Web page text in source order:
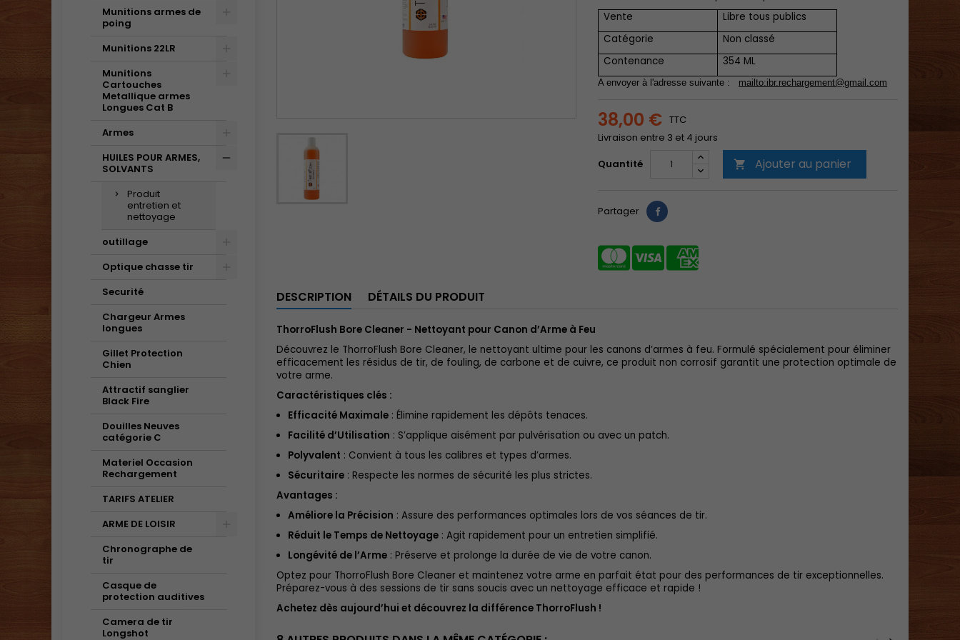
Munitions armes de
poing
Munitions 22LR
Munitions
Cartouches
Metallique armes
Longues Cat B
Armes
HUILES POUR ARMES,
SOLVANTS
Produit
entretien et
nettoyage
outillage
Optique chasse tir
Securité
Chargeur Armes
longues
Gillet Protection
Chien
Attractif sanglier
Black Fire
Douilles Neuves
catégorie C
Materiel Occasion
Rechargement
TARIFS ATELIER
ARME DE LOISIR
Chronographe de
tir
Casque de
protection auditives
Camera de tir
Longshot
Vente
Libre tous publics
Catégorie
Non classé
Contenance
354 ML
A envoyer à l'adresse suivante : mailto:ibr.rechargement@gmail.com
38,00 € TTC
Livraison entre 3 et 4 jours
Quantité
 Ajouter au panier
Partager
DESCRIPTION DÉTAILS DU PRODUIT
ThorroFlush Bore Cleaner - Nettoyant pour Canon d’Arme à Feu
Découvrez le ThorroFlush Bore Cleaner, le nettoyant ultime pour les canons d’armes à feu. Formulé spécialement pour éliminer
efficacement les résidus de tir, de fouling, de carbone et de cuivre, ce produit non corrosif garantit une protection optimale de
votre arme.
Caractéristiques clés :
Efficacité Maximale : Élimine rapidement les dépôts tenaces.
Facilité d’Utilisation : S’applique aisément par pulvérisation ou avec un patch.
Polyvalent : Convient à tous les calibres et types d’armes.
Sécuritaire : Respecte les normes de sécurité les plus strictes.
Avantages :
Améliore la Précision : Assure des performances optimales lors de vos séances de tir.
Réduit le Temps de Nettoyage : Agit rapidement pour un entretien simplifié.
Longévité de l’Arme : Préserve et prolonge la durée de vie de votre canon.
Optez pour ThorroFlush Bore Cleaner et maintenez votre arme en parfait état pour des performances de tir exceptionnelles.
Préparez-vous à des sessions de tir sans soucis avec un nettoyage efficace et rapide !
Achetez dès aujourd’hui et découvrez la différence ThorroFlush !